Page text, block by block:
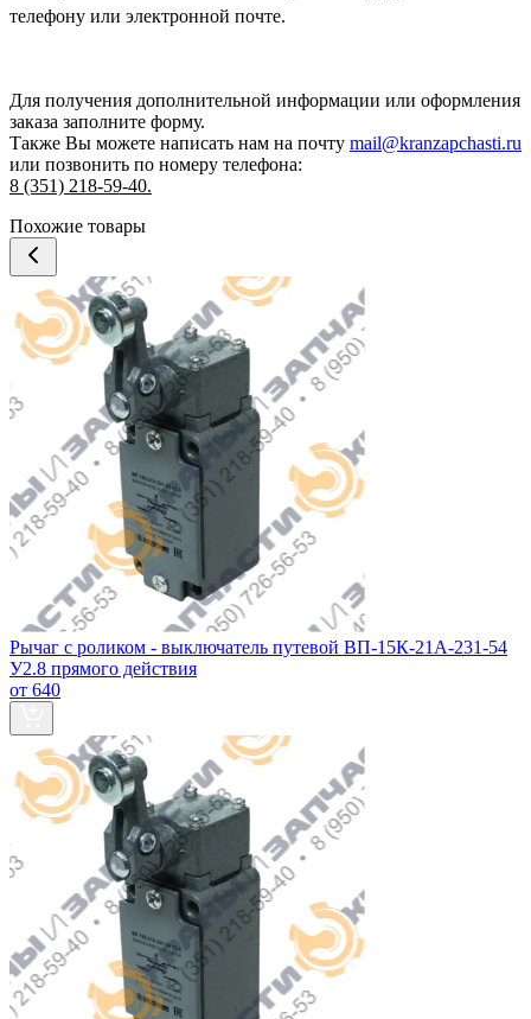
телефону или электронной почте.
Для получения дополнительной информации или оформления
заказа заполните форму.
Также Вы можете написать нам на почту mail@kranzapchasti.ru
или позвонить по номеру телефона:
8 (351) 218-59-40.
Похожие товары
Рычаг с роликом - выключатель путевой ВП-15К-21А-231-54
У2.8 прямого действия
от 640